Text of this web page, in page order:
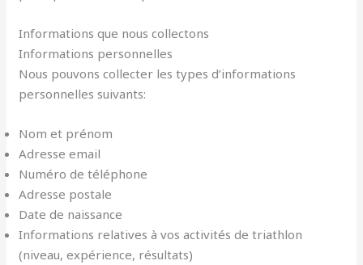
Informations que nous collectons
Informations personnelles
Nous pouvons collecter les types d’informations
personnelles suivants:
Nom et prénom
Adresse email
Numéro de téléphone
Adresse postale
Date de naissance
Informations relatives à vos activités de triathlon
(niveau, expérience, résultats)